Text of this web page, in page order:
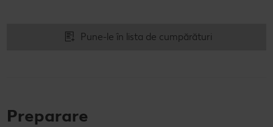
Pune-le în lista de cumpărături
Preparare